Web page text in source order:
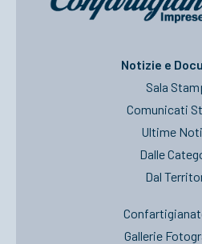
Notizie e
Sala
Comunicati
Ultime
Dalle
Dal
Gallerie